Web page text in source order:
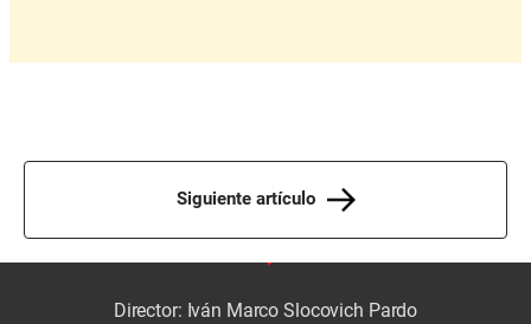
Siguiente artículo
Director: Iván Marco Slocovich Pardo